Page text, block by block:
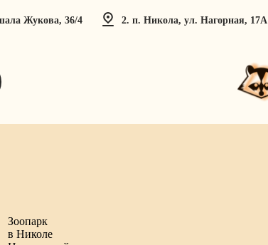
Жукова, 36/4 2. п. Никола, ул. Нагорная, 17А
Зоопарк
в Николе